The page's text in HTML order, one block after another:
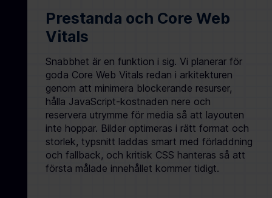
Prestanda och Core Web
Vitals
Snabbhet är en funktion i sig. Vi planerar för
goda Core Web Vitals redan i arkitekturen
genom att minimera blockerande resurser,
hålla JavaScript-kostnaden nere och
reservera utrymme för media så att layouten
inte hoppar. Bilder optimeras i rätt format och
storlek, typsnitt laddas smart med förladdning
och fallback, och kritisk CSS hanteras så att
första målade innehållet kommer tidigt.